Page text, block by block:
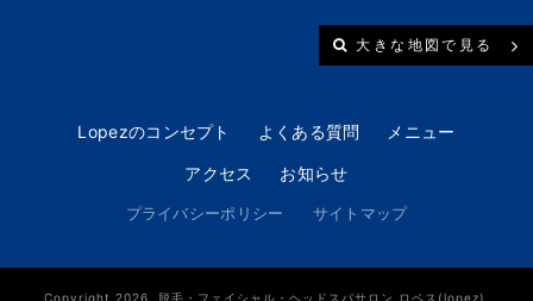
大きな地図で見る
Lopezのコンセプト よくある質問 メニュー
アクセス お知らせ
プライバシーポリシー サイトマップ
Copyright 2026. 脱毛・フェイシャル・ヘッドスパサロン ロペス(lopez).